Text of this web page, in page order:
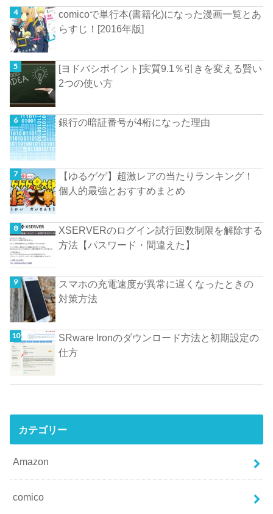
comicoで単行本(書籍化)になった漫画一覧とあ
らすじ！[2016年版]
[ヨドバシポイント]実質9.1％引きを変える賢い
2つの使い方
銀行の暗証番号が4桁になった理由
【ゆるゲゲ】超激レアの当たりランキング！
個人的最強とおすすめまとめ
XSERVERのログイン試行回数制限を解除する
方法【パスワード・間違えた】
スマホの充電速度が異常に遅くなったときの
対策方法
SRware Ironのダウンロード方法と初期設定の
仕方
カテゴリー
Amazon
comico